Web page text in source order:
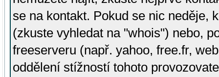
se na kontakt. Pokud se nic neděje,
(zkuste vyhledat na "whois") nebo,
freeserveru (např. yahoo, free.fr,
oddělení stížností tohoto